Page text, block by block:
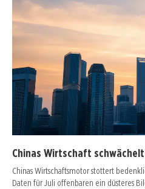
Chinas Wirtschaft
Chinas Wirtschaftsmotor stottert
Daten für Juli offenbaren ein düsteres